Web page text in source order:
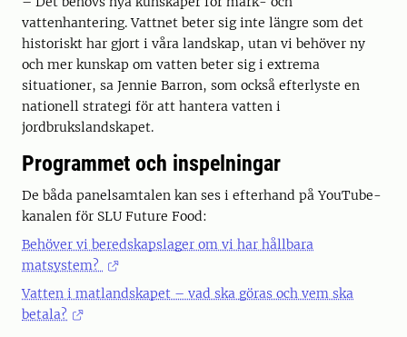
vattenhantering. Vattnet beter sig inte längre som det
historiskt har gjort i våra landskap, utan vi behöver ny
och mer kunskap om vatten beter sig i extrema
situationer, sa Jennie Barron, som också efterlyste en
nationell strategi för att hantera vatten i
jordbrukslandskapet.
Programmet och inspelningar
De båda panelsamtalen kan ses i efterhand på YouTube-
kanalen för SLU Future Food:
Behöver vi beredskapslager om vi har hållbara
matsystem?
Vatten i matlandskapet – vad ska göras och vem ska
betala?